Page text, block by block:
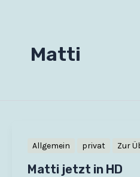
Matti
Allgemein privat Zur
Matti jetzt in HD